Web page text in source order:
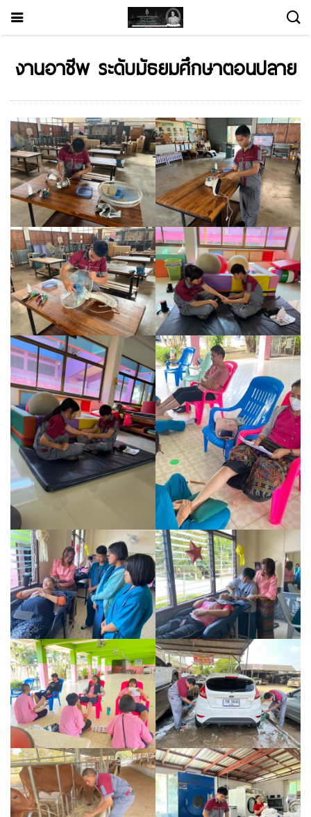
งานอาชีพ ระดับมัธยมศึกษาตอนปลาย